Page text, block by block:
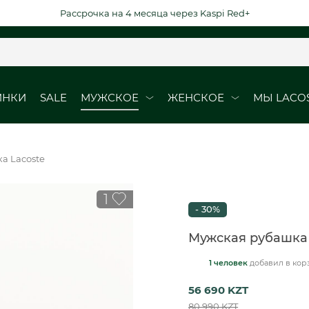
Рассрочка на 4 месяца через Kaspi Red+
SALE МУЖСКОЕ
Кеды
ЖЕНСКОЕ
Кеды
МЫ
ДАТЫ DURABLE
Lacoste
1
- 30%
Мужская рубашка
1 человек добавил в
56 690 KZT
80 990 KZT